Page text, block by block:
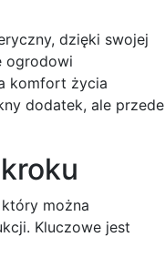
dzięki swojej
ogrodowi
komfort życia
dodatek, ale przede
można
Kluczowe jest